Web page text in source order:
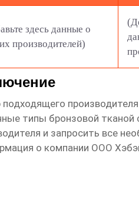
здесь данные о
производителей)
производителя
типы бронзовой
и запросить все
о компании ООО